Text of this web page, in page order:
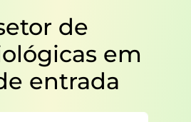
de
em
entrada